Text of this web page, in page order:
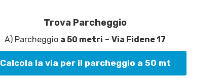
Trova Parcheggio
A) Parcheggio a 50 metri – Via Fidene 17
Calcola la via per il parcheggio a 50 mt